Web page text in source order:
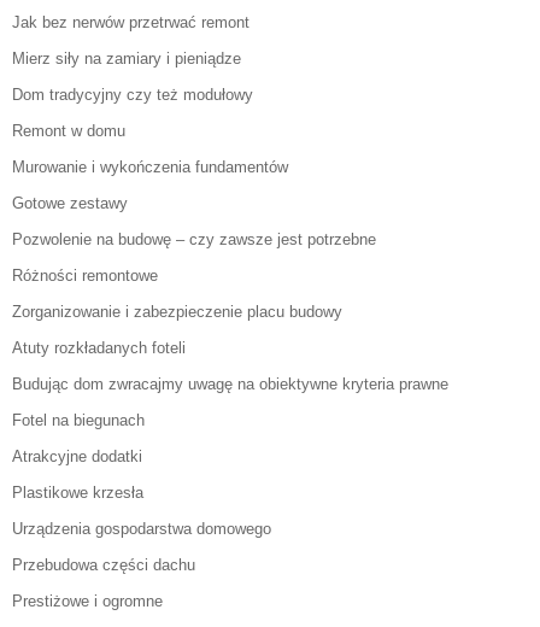
Jak bez nerwów przetrwać remont
Mierz siły na zamiary i pieniądze
Dom tradycyjny czy też modułowy
Remont w domu
Murowanie i wykończenia fundamentów
Gotowe zestawy
Pozwolenie na budowę – czy zawsze jest potrzebne
Różności remontowe
Zorganizowanie i zabezpieczenie placu budowy
Atuty rozkładanych foteli
Budując dom zwracajmy uwagę na obiektywne kryteria prawne
Fotel na biegunach
Atrakcyjne dodatki
Plastikowe krzesła
Urządzenia gospodarstwa domowego
Przebudowa części dachu
Prestiżowe i ogromne